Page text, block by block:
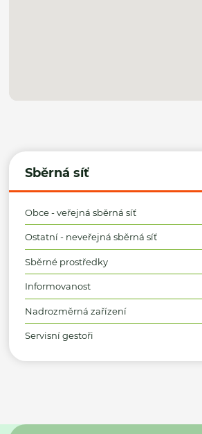
Sběrná síť
Obce - veřejná sběrná síť
Ostatní - neveřejná sběrná síť
Sběrné prostředky
Informovanost
Nadrozměrná zařízení
Servisní gestoři